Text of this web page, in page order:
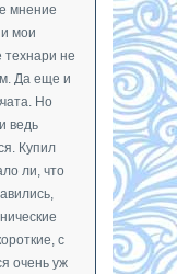
мнение
мои
технари не
Да еще и
Но
ведь
Купил
ли, что
с
очень уж